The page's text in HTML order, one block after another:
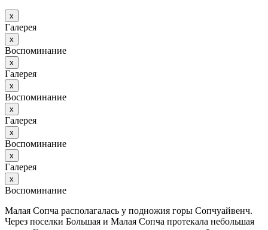
х
Галерея
х
Воспоминание
х
Галерея
х
Воспоминание
х
Галерея
х
Воспоминание
х
Галерея
х
Воспоминание
Малая Сопча располагалась у подножия горы Сопчуайвенч.
Через поселки Большая и Малая Сопча протекала небольшая